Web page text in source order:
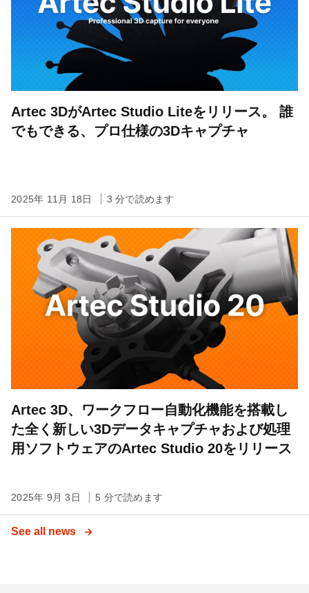
Artec 3DがArtec Studio Liteをリリース。 誰
でもできる、プロ仕様の3Dキャプチャ
2025年 11月 18日 3 分で読めます
Artec 3D、ワークフロー自動化機能を搭載し
た全く新しい3Dデータキャプチャおよび処理
用ソフトウェアのArtec Studio 20をリリース
2025年 9月 3日 5 分で読めます
See all news